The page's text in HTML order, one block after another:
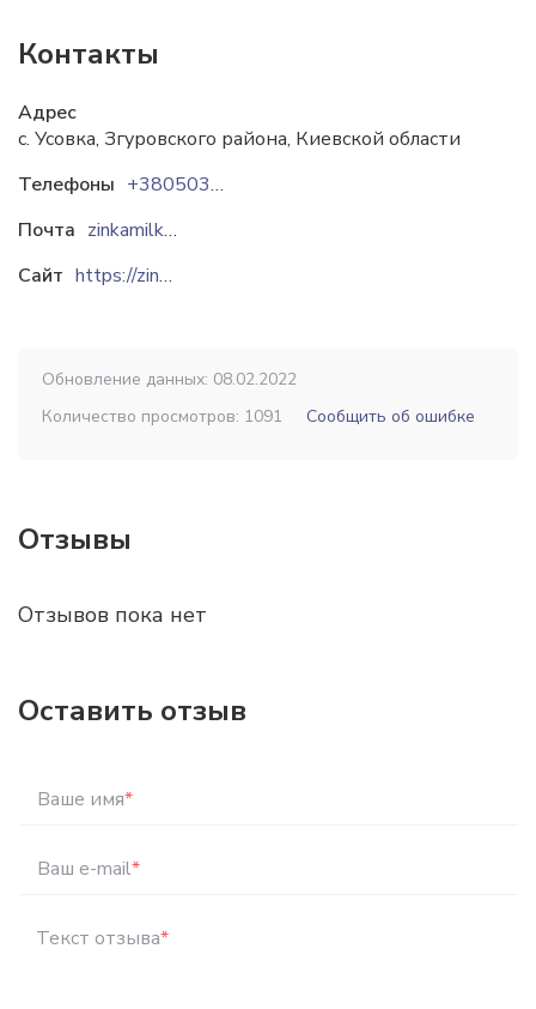
Контакты
Адрес
с. Усовка, Згуровского района, Киевской области
Телефоны
+380503648453
Почта
zinkamilk@gmail.com
Сайт
https://zinka.prom.ua
Обновление данных: 08.02.2022
Количество просмотров: 1091
Сообщить об ошибке
Отзывы
Отзывов пока нет
Оставить отзыв
Ваше имя*
Ваш e-mail*
Текст отзыва*